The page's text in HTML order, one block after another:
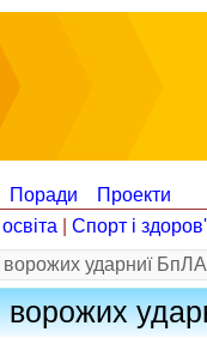
Поради
Проекти
Спорт і
ворожих ударниї БпЛА
ворожих